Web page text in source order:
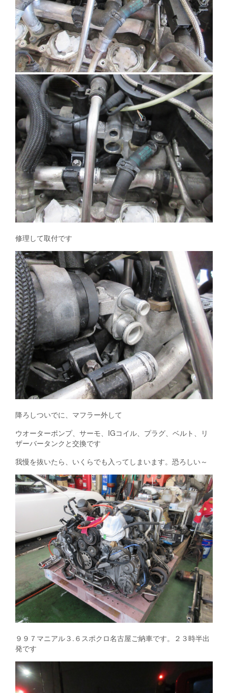
修理して取付です
降ろしついでに、マフラー外して
ウオーターポンプ、サーモ、IGコイル、プラグ、ベルト、リ
ザーバータンクと交換です
我慢を抜いたら、いくらでも入ってしまいます。恐ろしい～
９９７マニアル３.６スポクロ名古屋ご納車です。２３時半出
発です